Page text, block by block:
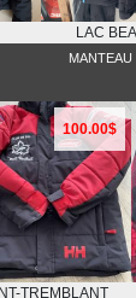
LAC
100.00$
TREMBLANT